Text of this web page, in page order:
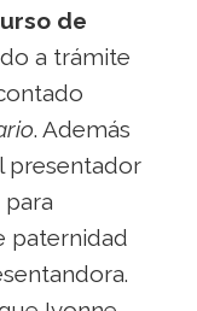
de
a trámite
. Además
presentador
paternidad